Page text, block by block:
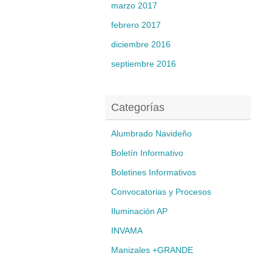
marzo 2017
febrero 2017
diciembre 2016
septiembre 2016
Categorías
Alumbrado Navideño
Boletín Informativo
Boletines Informativos
Convocatorias y Procesos
Iluminación AP
INVAMA
Manizales +GRANDE